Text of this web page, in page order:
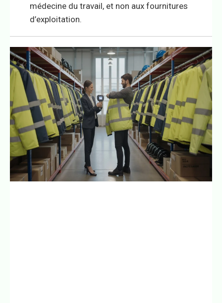
médecine du travail, et non aux fournitures
d’exploitation.